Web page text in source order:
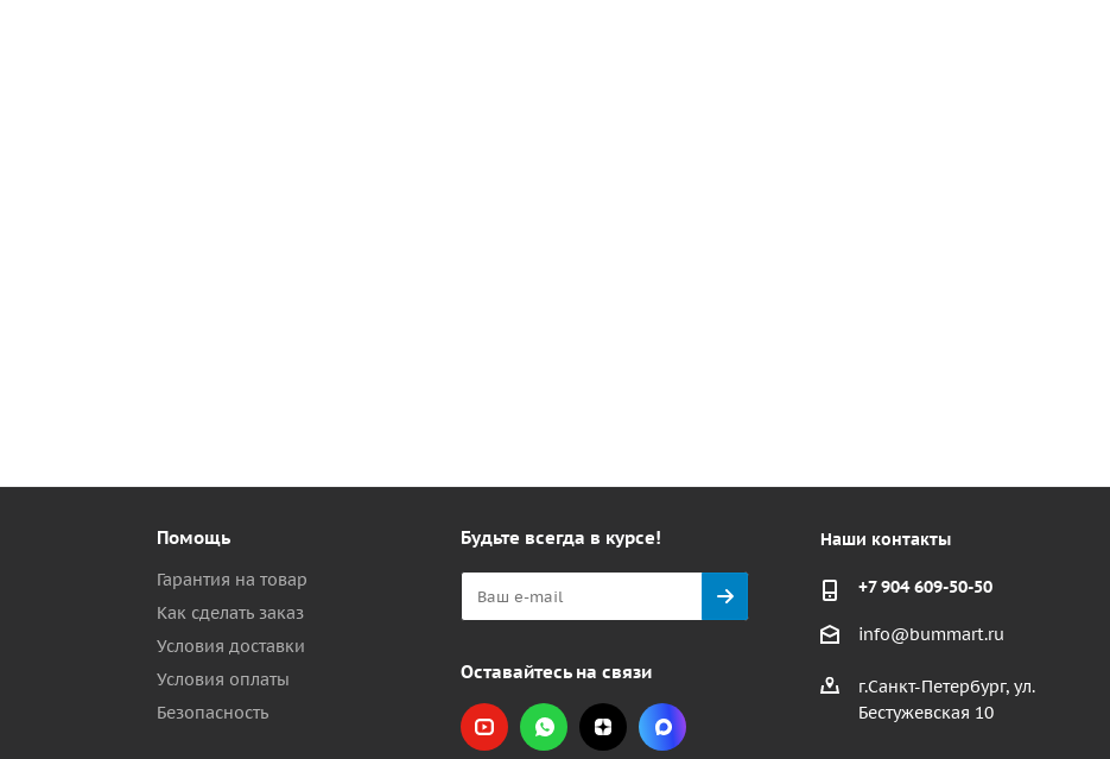
Помощь
Гарантия на товар
Как сделать заказ
Условия доставки
Условия оплаты
Безопасность
Будьте всегда в курсе!
Оставайтесь на связи
Наши контакты
+7 904 609-50-50
info@bummart.ru
г.Санкт-Петербург, ул.
Бестужевская 10